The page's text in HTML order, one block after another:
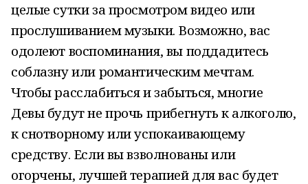
целые сутки за просмотром видео или
прослушиванием музыки. Возможно, вас
одолеют воспоминания, вы поддадитесь
соблазну или романтическим мечтам.
Чтобы расслабиться и забыться, многие
Девы будут не прочь прибегнуть к алкоголю,
к снотворному или успокаивающему
средству. Если вы взволнованы или
огорчены, лучшей терапией для вас будет